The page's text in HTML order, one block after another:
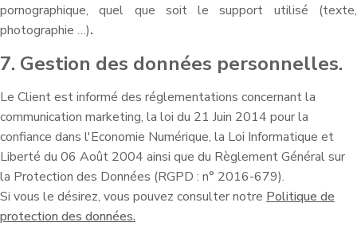
pornographique, quel que soit le support utilisé (texte,
photographie …).
7. Gestion des données personnelles.
Le Client est informé des réglementations concernant la
communication marketing, la loi du 21 Juin 2014 pour la
confiance dans l'Economie Numérique, la Loi Informatique et
Liberté du 06 Août 2004 ainsi que du Règlement Général sur
la Protection des Données (RGPD : n° 2016-679).
Si vous le désirez, vous pouvez consulter notre Politique de
protection des données.